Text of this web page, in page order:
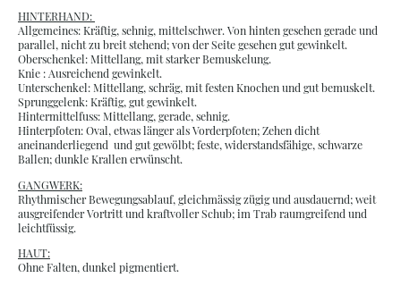
HINTERHAND:
Allgemeines: Kräftig, sehnig, mittelschwer. Von hinten gesehen gerade und
parallel, nicht zu breit stehend; von der Seite gesehen gut gewinkelt.
Oberschenkel: Mittellang, mit starker Bemuskelung.
Knie : Ausreichend gewinkelt.
Unterschenkel: Mittellang, schräg, mit festen Knochen und gut bemuskelt.
Sprunggelenk: Kräftig, gut gewinkelt.
Hintermittelfuss: Mittellang, gerade, sehnig.
Hinterpfoten: Oval, etwas länger als Vorderpfoten; Zehen dicht
aneinanderliegend und gut gewölbt; feste, widerstandsfähige, schwarze
Ballen; dunkle Krallen erwünscht.
GANGWERK:
Rhythmischer Bewegungsablauf, gleichmässig zügig und ausdauernd; weit
ausgreifender Vortritt und kraftvoller Schub; im Trab raumgreifend und
leichtfüssig.
HAUT:
Ohne Falten, dunkel pigmentiert.